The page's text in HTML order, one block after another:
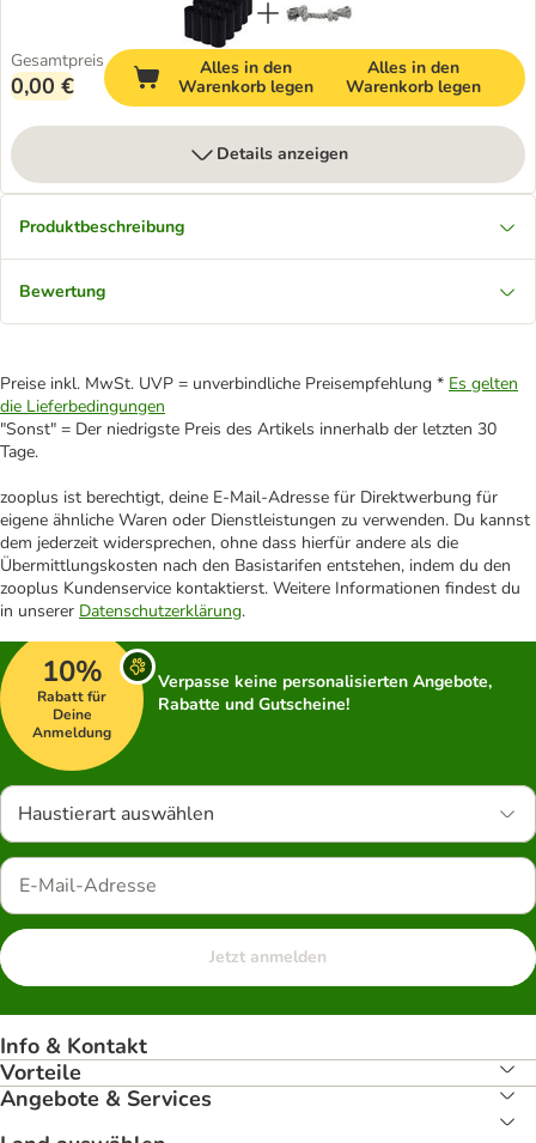
Gesamtpreis
0,00 €
Alles in den
Warenkorb legen
Alles in den
Warenkorb legen
Details anzeigen
Produktbeschreibung
Bewertung
Preise inkl. MwSt. UVP = unverbindliche Preisempfehlung * Es gelten
die Lieferbedingungen
"Sonst" = Der niedrigste Preis des Artikels innerhalb der letzten 30
Tage.
zooplus ist berechtigt, deine E-Mail-Adresse für Direktwerbung für
eigene ähnliche Waren oder Dienstleistungen zu verwenden. Du kannst
dem jederzeit widersprechen, ohne dass hierfür andere als die
Übermittlungskosten nach den Basistarifen entstehen, indem du den
zooplus Kundenservice kontaktierst. Weitere Informationen findest du
in unserer Datenschutzerklärung.
10%
Rabatt für
Deine
Anmeldung
Verpasse keine personalisierten Angebote,
Rabatte und Gutscheine!
Haustierart auswählen
Jetzt anmelden
Info & Kontakt
Vorteile
Angebote & Services